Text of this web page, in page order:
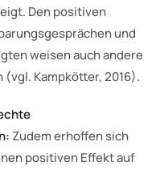
Den positiven
und
weisen auch andere
Kampkötter, 2016).
Zudem erhoffen sich
positiven Effekt auf